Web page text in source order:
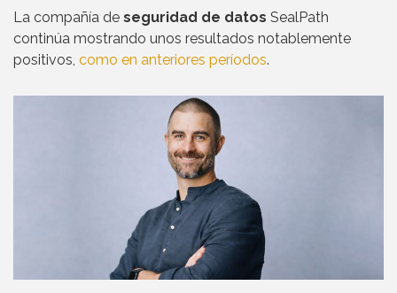
La compañía de seguridad de datos SealPath
continúa mostrando unos resultados notablemente
positivos, como en anteriores períodos.